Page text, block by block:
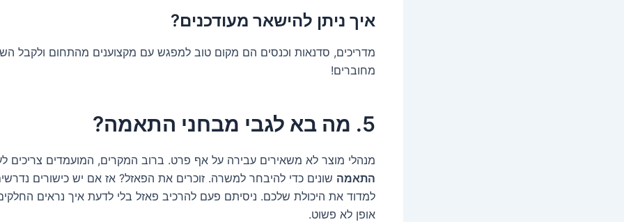
איך ניתן להישאר מעודכנים?
מדריכים, סדנאות וכנסים הם מקום טוב למפגש עם מקצוענים מהתחום ולקבל
מחוברים!
5. מה בא לגבי מבחני התאמה?
מנהלי מוצר לא משאירים עבירה על אף פרט. ברוב המקרים, המועמדים צריכים
התאמה שונים כדי להיבחר למשרה. זוכרים את הפאזל? אז אם יש כישורים
למדוד את היכולת שלכם. ניסיתם פעם להרכיב פאזל בלי לדעת איך נראים
אופן לא פשוט.